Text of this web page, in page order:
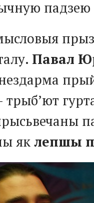
падзею
Павал
нездарма
трыб’ют
яклепшы